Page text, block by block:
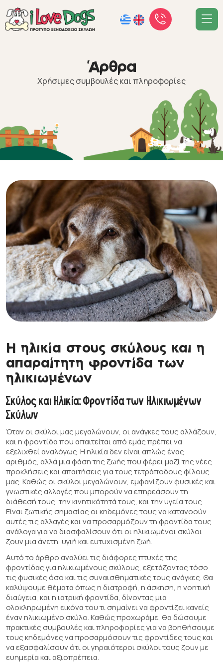
Άρθρα
Χρήσιμες συμβουλές και πληροφορίες
Η ηλικία στους σκύλους και η
απαραίτητη φροντίδα των
ηλικιωμένων
Σκύλος και Ηλικία: Φροντίδα των Ηλικιωμένων
Σκύλων
Όταν οι σκύλοι μας μεγαλώνουν, οι ανάγκες τους αλλάζουν,
και η φροντίδα που απαιτείται από εμάς πρέπει να
εξελιχθεί αναλόγως. Η ηλικία δεν είναι απλώς ένας
αριθμός, αλλά μια φάση της ζωής που φέρει μαζί της νέες
προκλήσεις και απαιτήσεις για τους τετράποδους φίλους
μας. Καθώς οι σκύλοι μεγαλώνουν, εμφανίζουν φυσικές και
γνωστικές αλλαγές που μπορούν να επηρεάσουν τη
διάθεσή τους, την κινητικότητά τους, και την υγεία τους.
Είναι ζωτικής σημασίας οι κηδεμόνες τους να κατανοούν
αυτές τις αλλαγές και να προσαρμόζουν τη φροντίδα τους
ανάλογα για να διασφαλίσουν ότι οι ηλικιωμένοι σκύλοι
ζουν μια άνετη, υγιή και ευτυχισμένη ζωή.
Αυτό το άρθρο αναλύει τις διάφορες πτυχές της
φροντίδας για ηλικιωμένους σκύλους, εξετάζοντας τόσο
τις φυσικές όσο και τις συναισθηματικές τους ανάγκες. Θα
καλύψουμε θέματα όπως η διατροφή, η άσκηση, η νοητική
διαύγεια, και η ιατρική φροντίδα, δίνοντας μια
ολοκληρωμένη εικόνα του τι σημαίνει να φροντίζει κανείς
έναν ηλικιωμένο σκύλο. Καθώς προχωράμε, θα δώσουμε
πρακτικές συμβουλές και πληροφορίες για να βοηθήσουμε
τους κηδεμόνες να προσαρμόσουν τις φροντίδες τους και
να εξασφαλίσουν ότι οι γηραιότεροι σκύλοι τους ζουν με
ευημερία και αξιοπρέπεια.